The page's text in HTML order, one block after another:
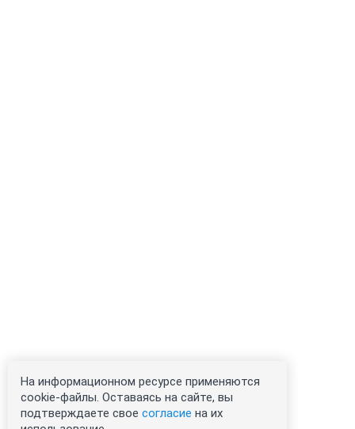
На информационном ресурсе применяются
cookie-файлы. Оставаясь на сайте, вы
подтверждаете свое согласие на их